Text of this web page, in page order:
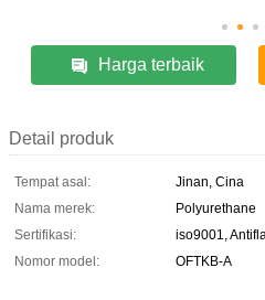
Harga terbaik
Detail produk
Tempat asal:
Jinan, Cina
Nama merek:
Polyurethane
Sertifikasi:
iso9001,
Nomor model:
OFTKB-A